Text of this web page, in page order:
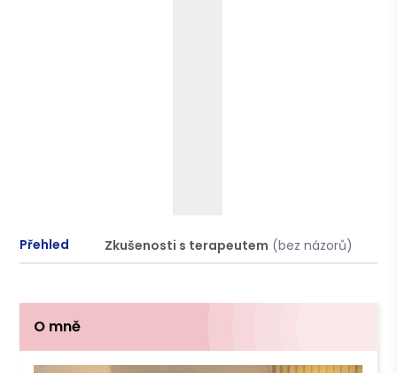
Přehled Zkušenosti s terapeutem (bez názorů)
O mně